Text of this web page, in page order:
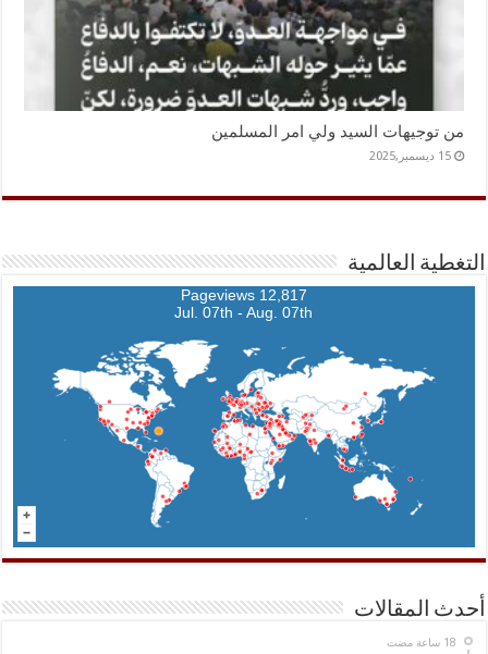
من توجيهات السيد ولي امر المسلمين
15 ديسمبر,2025
التغطية العالمية
12,817 Pageviews
Jul. 07th - Aug. 07th
أحدث المقالات